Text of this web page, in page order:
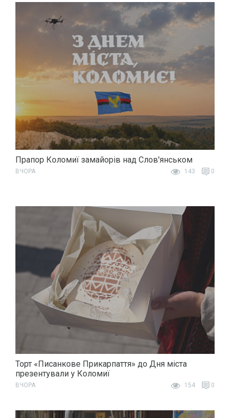
Прапор Коломиї замайорів над Слов'янськом
ВЧОРА 143 0
Торт «Писанкове Прикарпаття» до Дня міста
презентували у Коломиї
ВЧОРА 154 0